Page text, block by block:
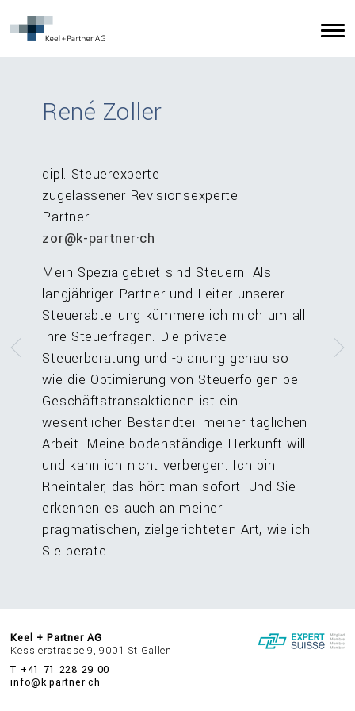
René Zoller
dipl. Steuerexperte
zugelassener Revisionsexperte
Partner
zor@k-partner·ch
Mein Spezialgebiet sind Steuern. Als
langjähriger Partner und Leiter unserer
Steuerabteilung kümmere ich mich um all
Ihre Steuerfragen. Die private
Steuerberatung und -planung genau so
wie die Optimierung von Steuerfolgen bei
Geschäftstransaktionen ist ein
wesentlicher Bestandteil meiner täglichen
Arbeit. Meine bodenständige Herkunft will
und kann ich nicht verbergen. Ich bin
Rheintaler, das hört man sofort. Und Sie
erkennen es auch an meiner
pragmatischen, zielgerichteten Art, wie ich
Sie berate.
Keel + Partner AG
Kesslerstrasse 9, 9001 St.Gallen
T +41 71 228 29 00
info@k-partner·ch